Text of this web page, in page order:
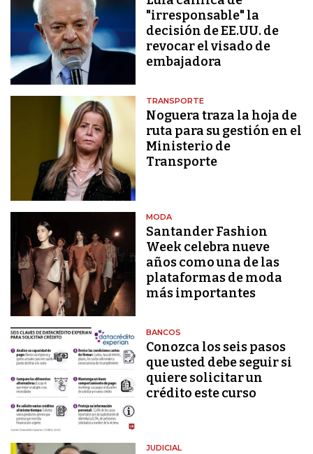
"irresponsable" la
decisión de EE.UU. de
revocar el visado de
embajadora
TRANSPORTE
Noguera traza la hoja de
ruta para su gestión en el
Ministerio de
Transporte
MODA
Santander Fashion
Week celebra nueve
años como una de las
plataformas de moda
más importantes
BANCOS
Conozca los seis pasos
que usted debe seguir si
quiere solicitar un
crédito este curso
JUDICIAL